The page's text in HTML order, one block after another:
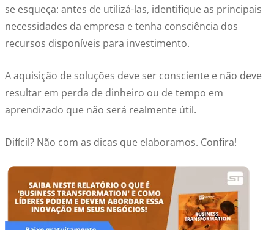
se esqueça: antes de utilizá-las, identifique as principais
necessidades da empresa e tenha consciência dos
recursos disponíveis para investimento.
A aquisição de soluções deve ser consciente e não deve
resultar em perda de dinheiro ou de tempo em
aprendizado que não será realmente útil.
Difícil? Não com as dicas que elaboramos. Confira!